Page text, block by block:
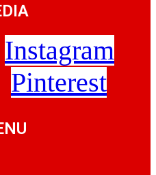
Instagram
Pinterest